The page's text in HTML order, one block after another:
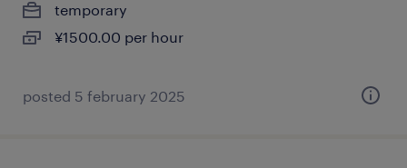
temporary
¥1500.00 per hour
posted 5 february 2025